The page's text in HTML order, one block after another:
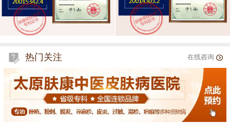
热门关注 在线咨询